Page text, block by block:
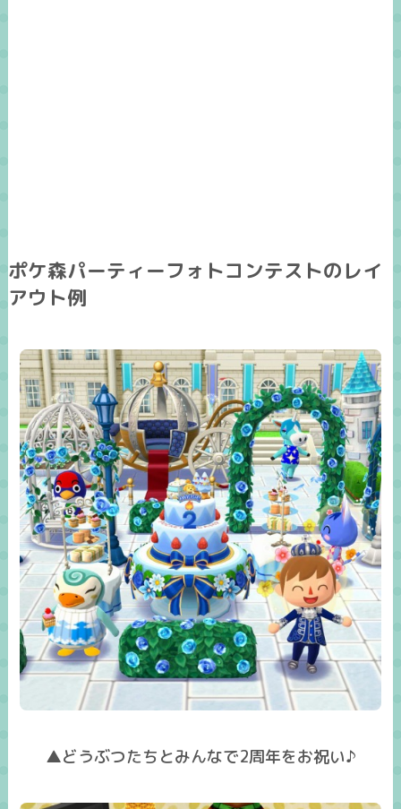
ポケ森パーティーフォトコンテストのレイ
アウト例
▲どうぶつたちとみんなで2周年をお祝い♪